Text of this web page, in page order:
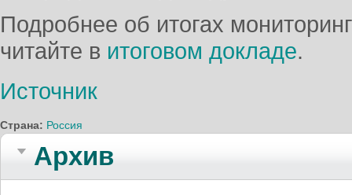
Подробнее об итогах
читайте в итоговом докладе.
Источник
Страна: Россия
Архив